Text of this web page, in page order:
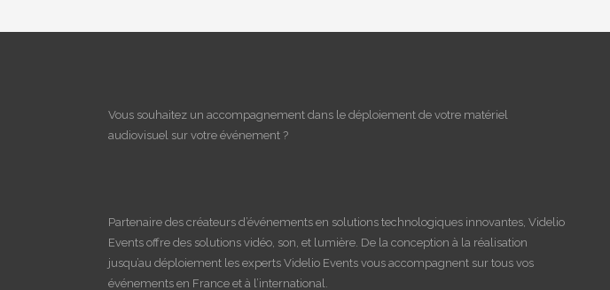
Vous souhaitez un accompagnement dans le déploiement de votre matériel
audiovisuel sur votre événement ?
Partenaire des créateurs d’événements en solutions technologiques innovantes, Videlio
Events offre des solutions vidéo, son, et lumière. De la conception à la réalisation
jusqu’au déploiement les experts Videlio Events vous accompagnent sur tous vos
événements en France et à l’international.